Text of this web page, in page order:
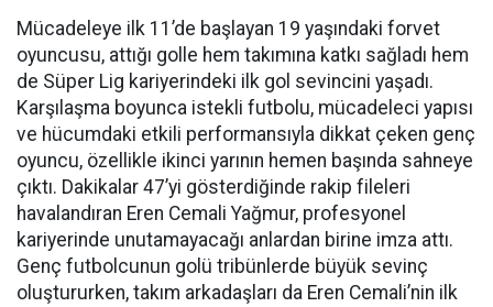
Mücadeleye ilk 11’de başlayan 19 yaşındaki forvet
oyuncusu, attığı golle hem takımına katkı sağladı hem
de Süper Lig kariyerindeki ilk gol sevincini yaşadı.
Karşılaşma boyunca istekli futbolu, mücadeleci yapısı
ve hücumdaki etkili performansıyla dikkat çeken genç
oyuncu, özellikle ikinci yarının hemen başında sahneye
çıktı. Dakikalar 47’yi gösterdiğinde rakip fileleri
havalandıran Eren Cemali Yağmur, profesyonel
kariyerinde unutamayacağı anlardan birine imza attı.
Genç futbolcunun golü tribünlerde büyük sevinç
oluştururken, takım arkadaşları da Eren Cemali’nin ilk